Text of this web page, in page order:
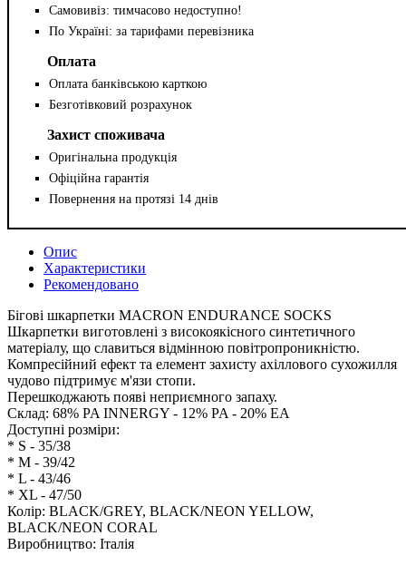
Самовивіз: тимчасово недоступно!
По Україні: за тарифами перевізника
Оплата
Оплата банківською карткою
Безготівковий розрахунок
Захист споживача
Оригінальна продукція
Офіційна гарантія
Повернення на протязі 14 днів
Опис
Характеристики
Рекомендовано
Бігові шкарпетки MACRON ENDURANCE SOCKS
Шкарпетки виготовлені з високоякісного синтетичного
матеріалу, що славиться відмінною повітропроникністю.
Компресійний ефект та елемент захисту ахіллового сухожилля
чудово підтримує м'язи стопи.
Перешкоджають появі неприємного запаху.
Склад: 68% PA INNERGY - 12% PA - 20% EA
Доступні розміри:
* S - 35/38
* M - 39/42
* L - 43/46
* XL - 47/50
Колір: BLACK/GREY, BLACK/NEON YELLOW,
BLACK/NEON CORAL
Виробництво: Італія